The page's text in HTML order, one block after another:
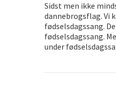
Sidst men ikke
dannebrogsflag. Vi
fødselsdagssang.
fødselsdagssang.
under